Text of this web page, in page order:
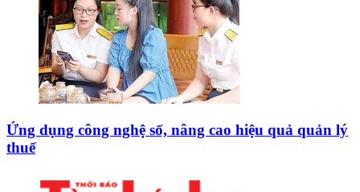
Ứng dụng công nghệ số, nâng cao hiệu quả quản lý
thuế